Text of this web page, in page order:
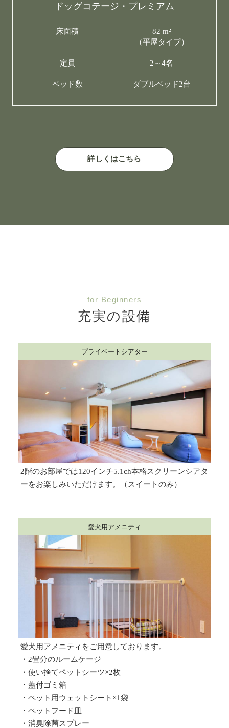
ドッグコテージ・プレミアム
床面積
82 m²
（平屋タイプ）
定員 2～4名
ベッド数 ダブルベッド2台
詳しくはこちら
for Beginners
充実の設備
プライベートシアター
2階のお部屋では120インチ5.1ch本格スクリーンシアタ
ーをお楽しみいただけます。（スイートのみ）
愛犬用アメニティ
愛犬用アメニティをご用意しております。​
・2畳分のルームケージ
・使い捨てペットシーツ×2枚
・蓋付ゴミ箱​
・ペット用ウェットシート×1袋​
・ペットフード皿​
・消臭除菌スプレー